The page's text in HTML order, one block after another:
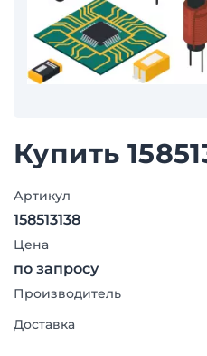
Купить
Артикул
158513138
Цена
по запросу
Производитель
Доставка